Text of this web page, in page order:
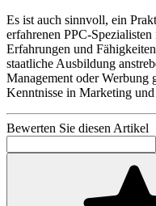
Es ist auch sinnvoll, ein
erfahrenen PPC-
Erfahrungen und
staatliche Ausbildung
Management oder Werbung
Kenntnisse in Marketing
Bewerten Sie diesen Artikel